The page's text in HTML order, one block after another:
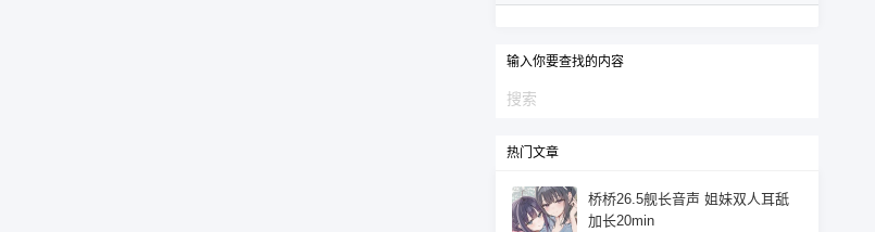
输入你要查找的内容
热门文章
桥桥26.5舰长音声 姐妹双人耳舐
加长20min